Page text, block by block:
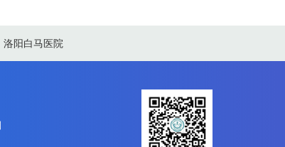
洛阳白马医院